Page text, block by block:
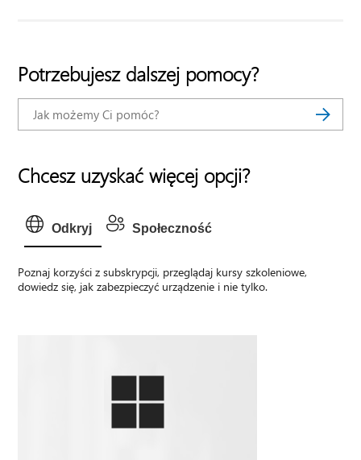
Potrzebujesz dalszej pomocy?
Chcesz uzyskać więcej opcji?
Odkryj Społeczność
Poznaj korzyści z subskrypcji, przeglądaj kursy szkoleniowe,
dowiedz się, jak zabezpieczyć urządzenie i nie tylko.